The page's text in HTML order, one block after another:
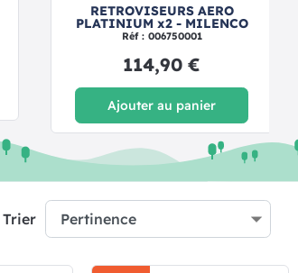
RETROVISEURS AERO
PLATINIUM x2 - MILENCO
Réf : 006750001
114,90 €
Ajouter au panier
Trier